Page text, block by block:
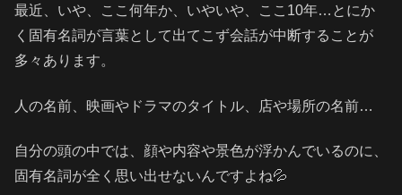
最近、いや、ここ何年か、いやいや、ここ10年…とにか
く固有名詞が言葉として出てこず会話が中断することが
多々あります。
人の名前、映画やドラマのタイトル、店や場所の名前…
自分の頭の中では、顔や内容や景色が浮かんでいるのに、
固有名詞が全く思い出せないんですよね💦